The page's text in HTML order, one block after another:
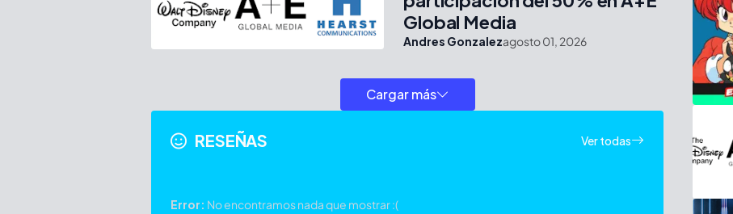
Global Media
Andres Gonzalezagosto 01, 2026
Cargar más
RESEÑAS Ver todas
Error: No encontramos nada que mostrar :(